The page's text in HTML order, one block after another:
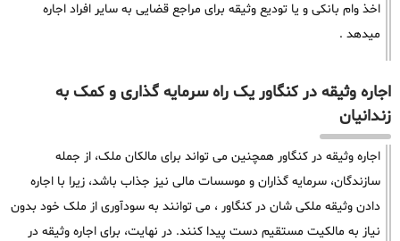
اخذ وام بانکی و یا تودیع وثیقه برای مراجع قضایی به سایر افراد اجاره
میدهد .
اجاره وثیقه در کنگاور یک راه سرمایه گذاری و کمک به
زندانیان
اجاره وثیقه در کنگاور همچنین می تواند برای مالکان ملک، از جمله
سازندگان، سرمایه گذاران و موسسات مالی نیز جذاب باشد، زیرا با اجاره
دادن وثیقه ملکی شان در کنگاور ، می توانند به سودآوری از ملک خود بدون
نیاز به مالکیت مستقیم دست پیدا کنند. در نهایت، برای اجاره وثیقه در